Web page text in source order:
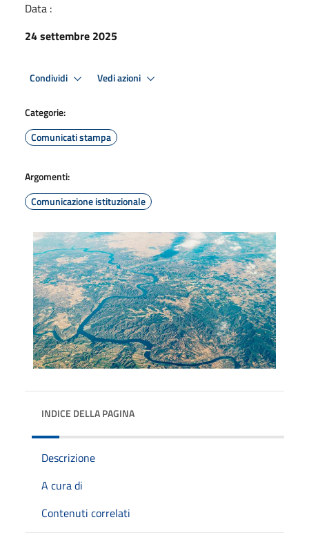
Data :
24 settembre 2025
Condividi Vedi azioni
Categorie:
Comunicati stampa
Argomenti:
Comunicazione istituzionale
INDICE DELLA PAGINA
Descrizione
A cura di
Contenuti correlati